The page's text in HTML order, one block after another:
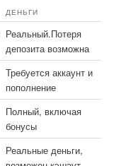
ДЕНЬГИ
Реальный.Потеря
депозита возможна
Требуется аккаунт и
пополнение
Полный, включая
бонусы
Реальные деньги,